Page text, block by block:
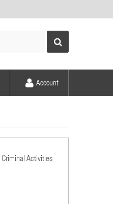
Account
Criminal Activities